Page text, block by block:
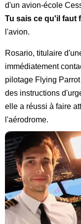
d'un avion-école
Tu sais ce qu'il faut
l'avion.
Rosario, titulaire
immédiatement
pilotage Flying
des instructions
elle a réussi à faire
l'aérodrome.